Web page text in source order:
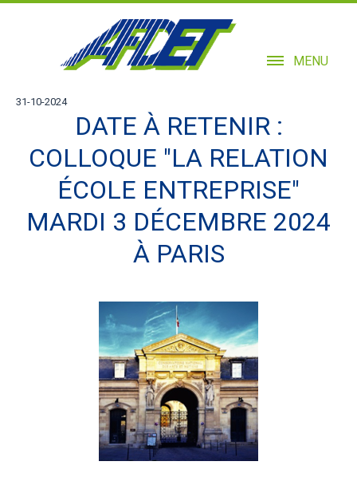
MENU
31-10-2024
DATE À RETENIR :
COLLOQUE "LA RELATION
ÉCOLE ENTREPRISE"
MARDI 3 DÉCEMBRE 2024
À PARIS